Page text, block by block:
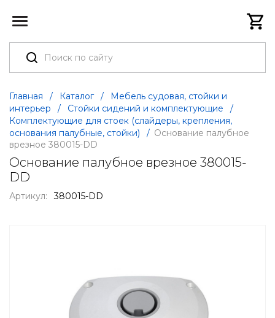
Главная / Каталог /
Мебель судовая, стойки и
интерьер
/ Стойки сидений и комплектующие
/
Комплектующие для стоек (слайдеры, крепления,
основания палубные, стойки)
/ Основание палубное
врезное 380015-DD
Основание палубное врезное 380015-
DD
Артикул: 380015-DD